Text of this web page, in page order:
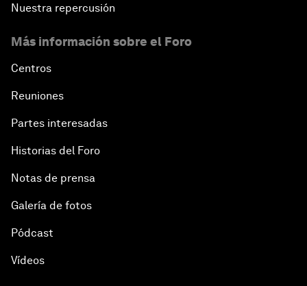
Nuestra repercusión
Más información sobre el Foro
Centros
Reuniones
Partes interesadas
Historias del Foro
Notas de prensa
Galería de fotos
Pódcast
Vídeos